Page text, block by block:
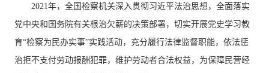
2021年，全国检察机关深入贯彻习近平法治思想，全面落实
党中央和国务院有关根治欠薪的决策部署，切实开展党史学习教
育“检察为民办实事”实践活动，充分履行法律监督职能，依法惩
治拒不支付劳动报酬犯罪，维护劳动者合法权益，为保障民营经